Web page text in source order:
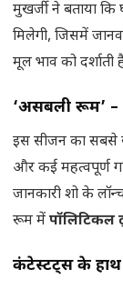
मुखर्जी ने बताया कि
मिलेगी, जिसमें
मूल भाव को दर्शाती
‘असेंबली रूम’ –
इस सीजन का सबसे
और कई महत्वपूर्ण
जानकारी शो के
रूम मेंपॉलिटिकल
कंटेस्टेंट्स के हाथ